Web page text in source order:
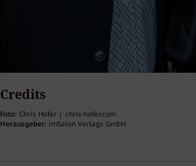
Credits
Foto: Chris Hofer | chris-hofer.com
Herausgeber: imSalon Verlags GmbH